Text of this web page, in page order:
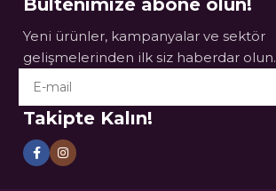
Bültenimize abone olun!
Yeni ürünler, kampanyalar ve sektör
gelişmelerinden ilk siz haberdar olun.
Takipte Kalın!